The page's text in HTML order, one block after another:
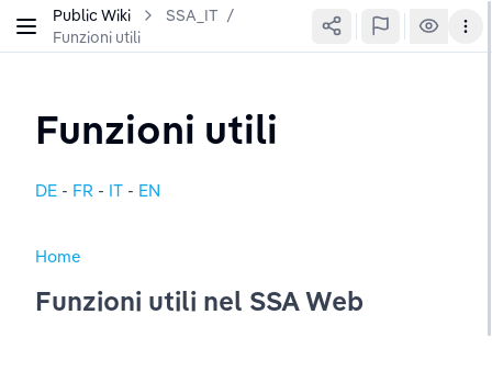
Public Wiki SSA_IT /
Funzioni utili
Funzioni utili
DE - FR - IT - EN
Home
Funzioni utili nel SSA Web